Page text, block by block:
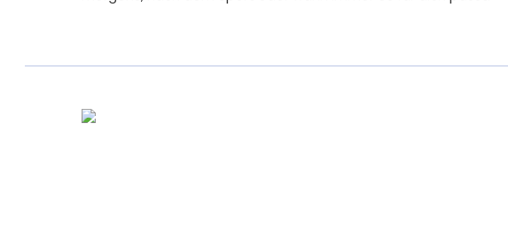
Health Claims